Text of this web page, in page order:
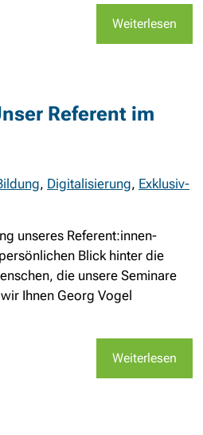
Weiterlesen
Referent im
, Digitalisierung, Exklusiv-
unseres Referent:innen-
Blick hinter die
die unsere Seminare
Ihnen Georg Vogel
Weiterlesen